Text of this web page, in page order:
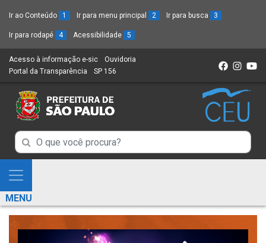
Ir ao Conteúdo 1 Ir para menu principal 2 Ir para busca 3
Ir para rodapé 4 Acessibilidade 5
Acesso à informação e-sic (Link
para
novo
sítio)
Ouvidoria
Portal da Transparência (Link
um
novo
SP 156
Campo
de
Busca
de
informações
Campo
de
de
informações
Mostra
e
Esconde
Menu
MENU